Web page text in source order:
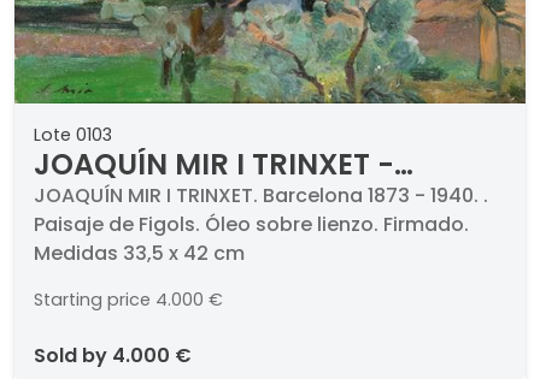
Lote 0103
JOAQUÍN MIR I TRINXET -
Paisaje de Figols
JOAQUÍN MIR I TRINXET. Barcelona 1873 - 1940. .
Paisaje de Figols. Óleo sobre lienzo. Firmado.
Medidas 33,5 x 42 cm
Starting price 4.000 €
sold by 4.000 €